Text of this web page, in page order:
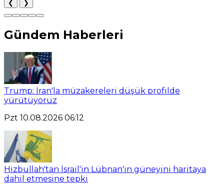
❮ ❯
Gündem Haberleri
Trump: İran'la müzakereleri düşük profilde
yürütüyoruz
Pzt 10.08.2026 06:12
Hizbullah'tan İsrail'in Lübnan'ın güneyini haritaya
dahil etmesine tepki